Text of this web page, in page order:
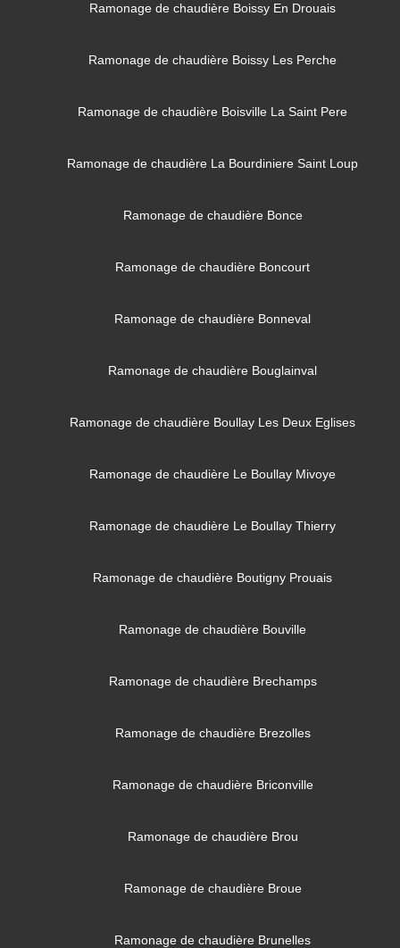
Ramonage de chaudière Boissy En Drouais
Ramonage de chaudière Boissy Les Perche
Ramonage de chaudière Boisville La Saint Pere
Ramonage de chaudière La Bourdiniere Saint Loup
Ramonage de chaudière Bonce
Ramonage de chaudière Boncourt
Ramonage de chaudière Bonneval
Ramonage de chaudière Bouglainval
Ramonage de chaudière Boullay Les Deux Eglises
Ramonage de chaudière Le Boullay Mivoye
Ramonage de chaudière Le Boullay Thierry
Ramonage de chaudière Boutigny Prouais
Ramonage de chaudière Bouville
Ramonage de chaudière Brechamps
Ramonage de chaudière Brezolles
Ramonage de chaudière Briconville
Ramonage de chaudière Brou
Ramonage de chaudière Broue
Ramonage de chaudière Brunelles